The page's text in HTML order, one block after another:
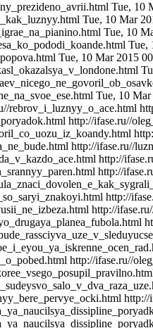
Tue, 10
Tue, 10 Mar
Tue, 10
Tue,
Tue, 10 Mar 2015
Tue, 10
rebrov_i_luznyy_o_ace.html
http://ifase.ru//
http://ifase.ru//
http://
http://
http://
http://
http://ifase.ru//
http://